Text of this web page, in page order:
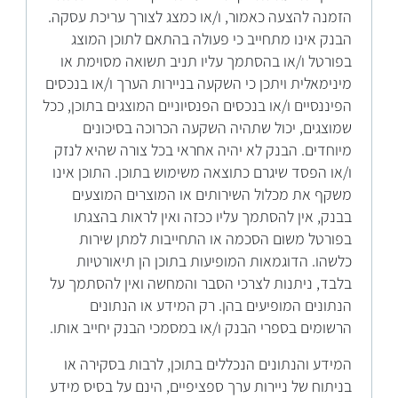
הזמנה להצעה כאמור, ו/או כמצג לצורך עריכת עסקה.
הבנק אינו מתחייב כי פעולה בהתאם לתוכן המוצג
בפורטל ו/או בהסתמך עליו תניב תשואה מסוימת או
מינימאלית ויתכן כי השקעה בניירות הערך ו/או בנכסים
הפיננסיים ו/או בנכסים הפנסיוניים המוצגים בתוכן, ככל
שמוצגים, יכול שתהיה השקעה הכרוכה בסיכונים
מיוחדים. הבנק לא יהיה אחראי בכל צורה שהיא לנזק
ו/או הפסד שיגרם כתוצאה משימוש בתוכן. התוכן אינו
משקף את מכלול השירותים או המוצרים המוצעים
בבנק, אין להסתמך עליו ככזה ואין לראות בהצגתו
בפורטל משום הסכמה או התחייבות למתן שירות
כלשהו. הדוגמאות המופיעות בתוכן הן תיאורטיות
בלבד, ניתנות לצרכי הסבר והמחשה ואין להסתמך על
הנתונים המופיעים בהן. רק המידע או הנתונים
הרשומים בספרי הבנק ו/או במסמכי הבנק יחייב אותו.
המידע והנתונים הנכללים בתוכן, לרבות בסקירה או
בניתוח של ניירות ערך ספציפיים, הינם על בסיס מידע